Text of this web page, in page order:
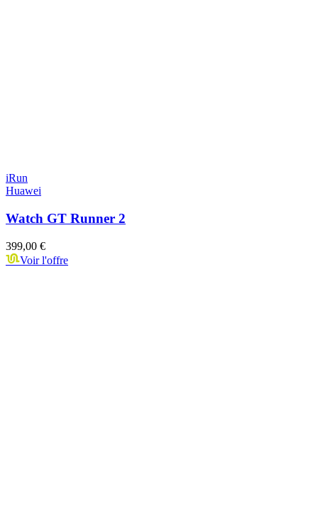
iRun
Huawei
Watch GT Runner 2
399,00 €
Voir l'offre